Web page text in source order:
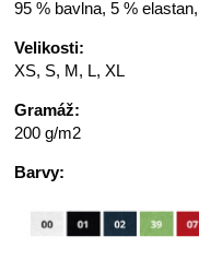
95 % bavlna, 5 %
Velikosti:
XS, S, M, L, XL
Gramáž:
200 g/m2
Barvy: